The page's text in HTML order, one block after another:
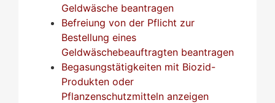
Geldwäsche beantragen
Befreiung von der Pflicht zur
Bestellung eines
Geldwäschebeauftragten beantragen
Begasungstätigkeiten mit Biozid-
Produkten oder
Pflanzenschutzmitteln anzeigen